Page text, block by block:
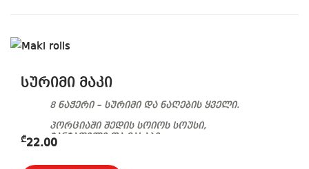
სურიმი მაკი
8 ნაჭერი – სურიმი და ნაღების ყველი.
პორციაში შედის სოიოს სოუსი,
ჯანჯაფილი და ვასაბი.
₾22.00